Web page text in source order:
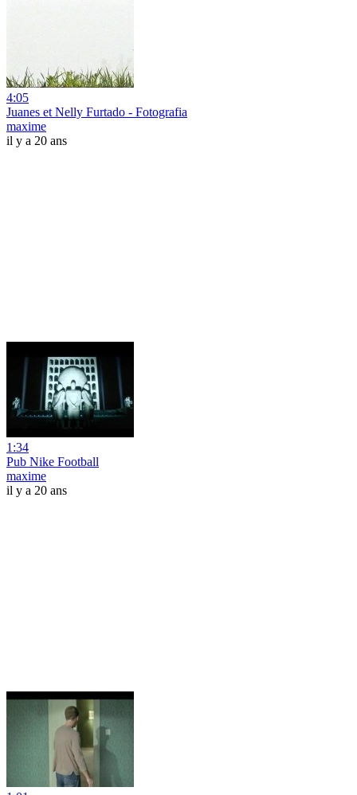
4:05
Juanes et Nelly Furtado - Fotografia
maxime
il y a 20 ans
1:34
Pub Nike Football
maxime
il y a 20 ans